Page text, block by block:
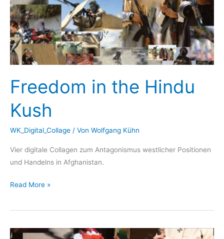
Freedom in the Hindu
Kush
WK_Digital_Collage / Von Wolfgang Kühn
Vier digitale Collagen zum Antagonismus westlicher Positionen
und Handelns in Afghanistan.
Freedom
the
Kush
Read More »